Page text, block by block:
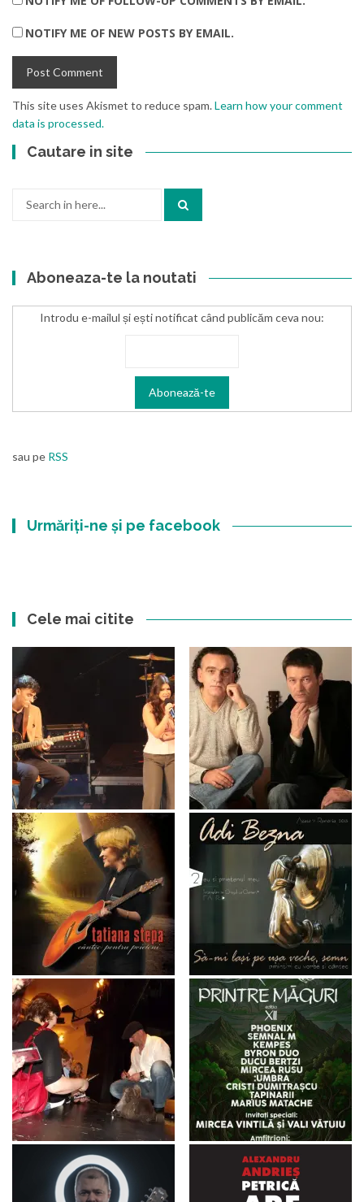
NOTIFY ME OF NEW POSTS BY EMAIL.
This site uses Akismet to reduce spam.Learn how your comment
data is processed.
Cautare in site
Aboneaza-te la noutati
Introdu e-mailul și ești notificat când publicăm ceva nou:
sau pe RSS
Urmăriți-ne și pe facebook
Cele mai citite